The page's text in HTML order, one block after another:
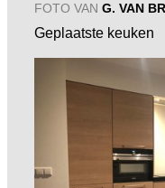
FOTO VAN G. VAN
Geplaatste keuken